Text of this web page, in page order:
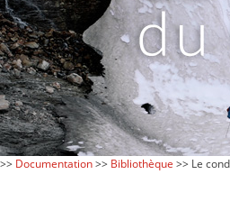
>> Documentation>> Bibliothèque >> Le